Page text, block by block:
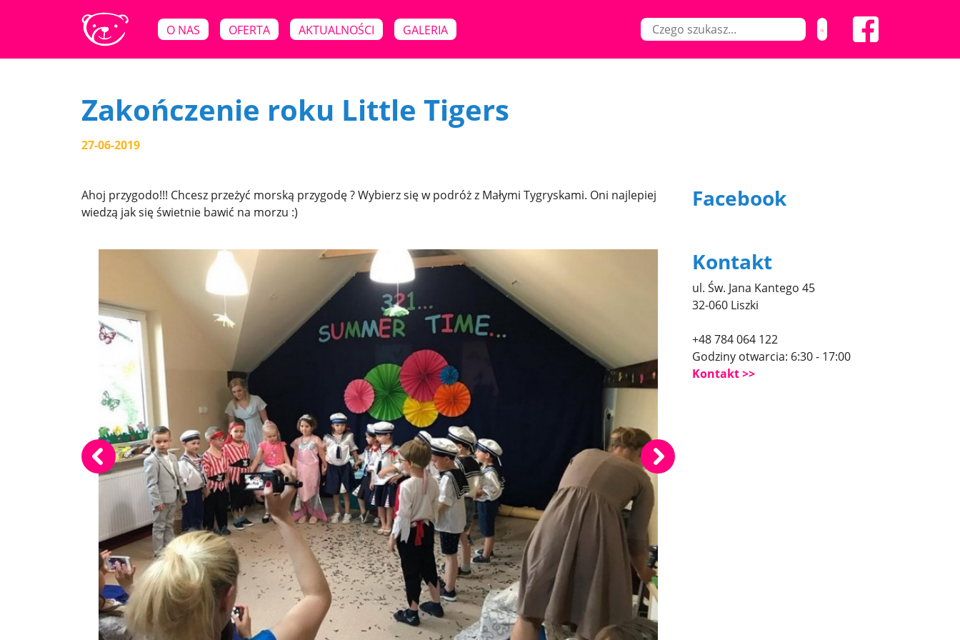
O NAS OFERTA AKTUALNOŚCI GALERIA
Zakończenie roku Little Tigers
27-06-2019
Ahoj przygodo!!! Chcesz przeżyć morską przygodę ? Wybierz się w podróż z Małymi Tygryskami. Oni najlepiej
wiedzą jak się świetnie bawić na morzu :)
Facebook
Kontakt
ul. Św. Jana Kantego 45
32-060 Liszki
+48 784 064 122
Godziny otwarcia: 6:30 - 17:00
Kontakt